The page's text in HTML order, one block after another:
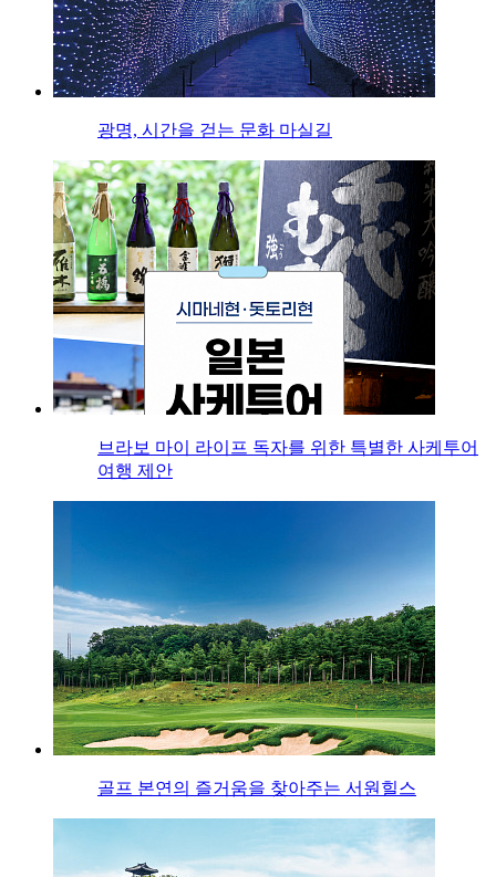
광명, 시간을 걷는 문화 마실길
브라보 마이 라이프 독자를 위한 특별한 사케투어
여행 제안
골프 본연의 즐거움을 찾아주는 서원힐스